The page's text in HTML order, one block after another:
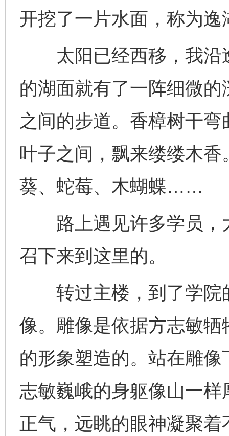
开挖了一片水面，称为逸
太阳已经西移，我沿
的湖面就有了一阵细微
之间的步道。香樟树干
叶子之间，飘来缕缕木
葵、蛇莓、木蝴蝶……
路上遇见许多学员，
召下来到这里的。
转过主楼，到了学院
像。雕像是依据方志敏
的形象塑造的。站在雕
志敏巍峨的身躯像山一
正气，远眺的眼神凝聚